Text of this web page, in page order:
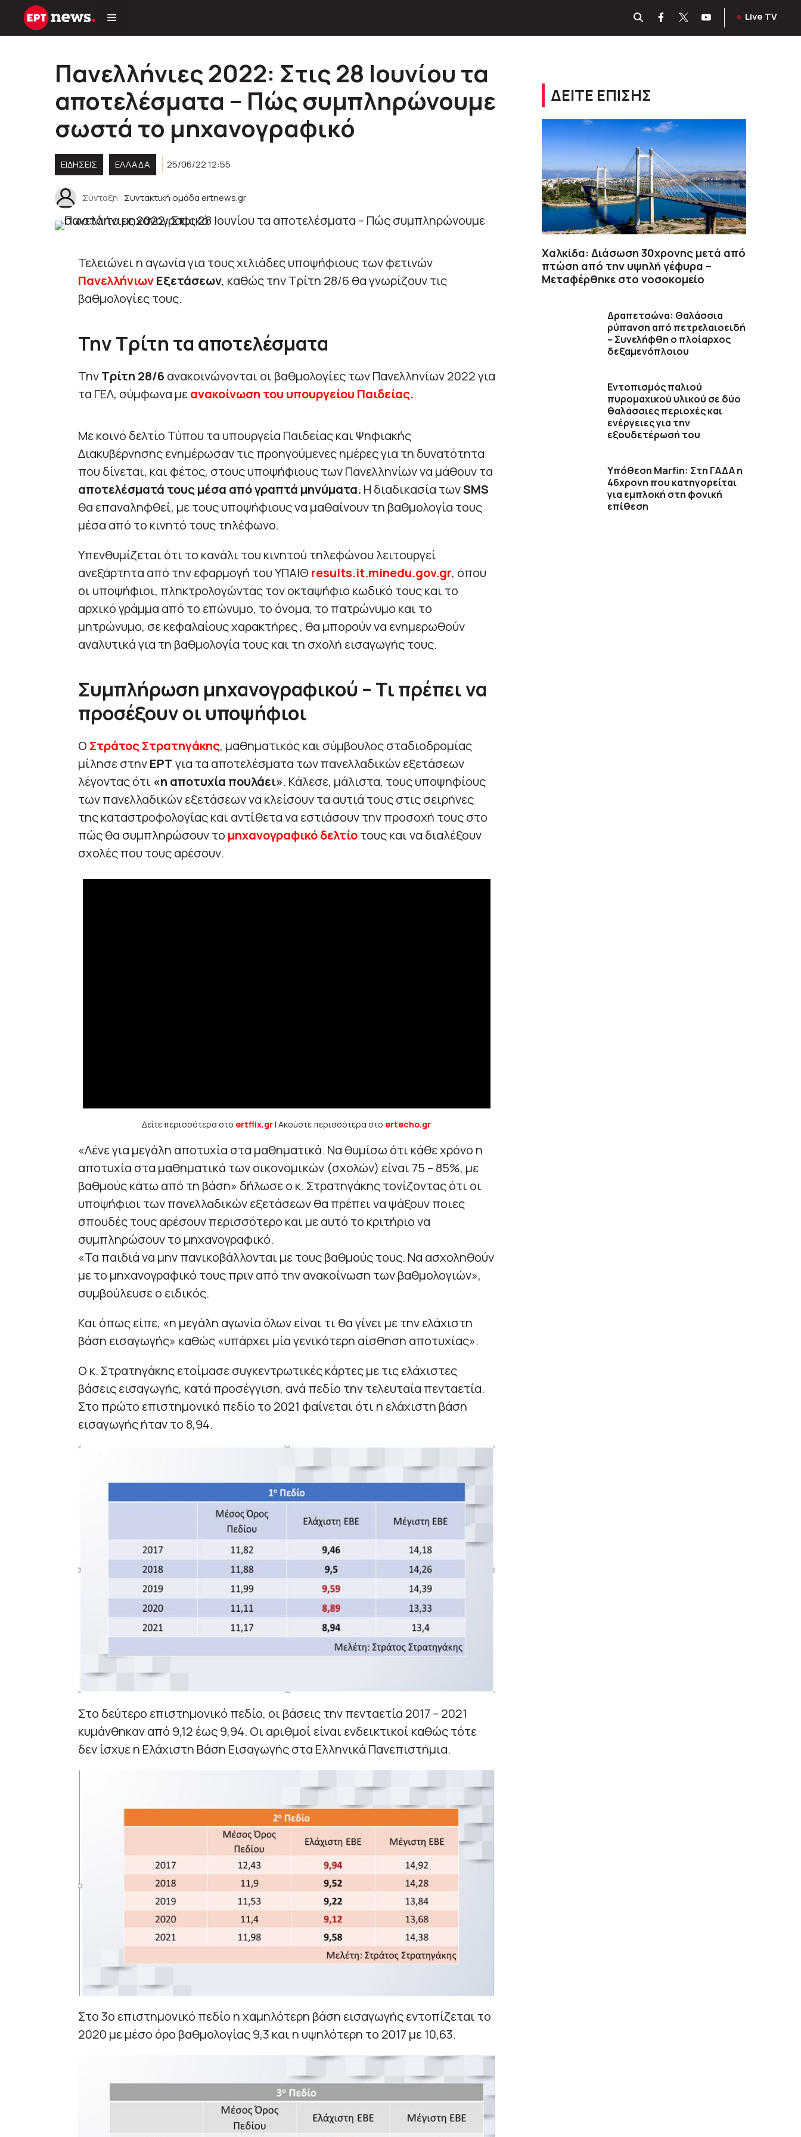
Μετάβαση
Live TV
Πανελλήνιες 2022: Στις 28 Ιουνίου τα
αποτελέσματα – Πώς συμπληρώνουμε
σωστά το μηχανογραφικό
ΕΙΔΗΣΕΙΣ ΕΛΛΑΔΑ 25/06/22 12:55
Σύνταξη Συντακτική ομάδα ertnews.gr
Τελειώνει η αγωνία για τους χιλιάδες υποψήφιους των φετινών
Πανελλήνιων Εξετάσεων, καθώς την Τρίτη 28/6 θα γνωρίζουν τις
βαθμολογίες τους.
Την Τρίτη τα αποτελέσματα
ΤηνΤρίτη 28/6 ανακοινώνονται οι βαθμολογίες των Πανελληνίων 2022 για
τα ΓΕΛ, σύμφωνα μεανακοίνωση του υπουργείου Παιδείας.
Με κοινό δελτίο Τύπου τα υπουργεία Παιδείας και Ψηφιακής
Διακυβέρνησης ενημέρωσαν τις προηγούμενες ημέρες για τη δυνατότητα
που δίνεται, και φέτος, στους υποψήφιους των Πανελληνίων να μάθουν τα
αποτελέσματά τους μέσα από γραπτά μηνύματα. Η διαδικασία τωνSMS
θα επαναληφθεί, με τους υποψήφιους να μαθαίνουν τη βαθμολογία τους
μέσα από το κινητό τους τηλέφωνο.
Υπενθυμίζεται ότι το κανάλι του κινητού τηλεφώνου λειτουργεί
ανεξάρτητα από την εφαρμογή του ΥΠΑΙΘ results.it.minedu.gov.gr, όπου
οι υποψήφιοι, πληκτρολογώντας τον οκταψήφιο κωδικό τους και το
αρχικό γράμμα από το επώνυμο, το όνομα, το πατρώνυμο και το
μητρώνυμο, σε κεφαλαίους χαρακτήρες , θα μπορούν να ενημερωθούν
αναλυτικά για τη βαθμολογία τους και τη σχολή εισαγωγής τους.
Συμπλήρωση μηχανογραφικού – Τι πρέπει να
προσέξουν οι υποψήφιοι
Ο Στράτος Στρατηγάκης, μαθηματικός και σύμβουλος σταδιοδρομίας
μίλησε στηνΕΡΤγια τα αποτελέσματα των πανελλαδικών εξετάσεων
λέγοντας ότι «η αποτυχία πουλάει». Κάλεσε, μάλιστα, τους υποψηφίους
των πανελλαδικών εξετάσεων να κλείσουν τα αυτιά τους στις σειρήνες
της καταστροφολογίας και αντίθετα να εστιάσουν την προσοχή τους στο
πώς θα συμπληρώσουν το μηχανογραφικό δελτίοτους και να διαλέξουν
σχολές που τους αρέσουν.
Δείτε περισσότερα στο ertflix.gr| Ακούστε περισσότερα στο ertecho.gr
«Λένε για μεγάλη αποτυχία στα μαθηματικά. Να θυμίσω ότι κάθε χρόνο η
αποτυχία στα μαθηματικά των οικονομικών (σχολών) είναι 75 – 85%, με
βαθμούς κάτω από τη βάση» δήλωσε ο κ. Στρατηγάκης τονίζοντας ότι οι
υποψήφιοι των πανελλαδικών εξετάσεων θα πρέπει να ψάξουν ποιες
σπουδές τους αρέσουν περισσότερο και με αυτό το κριτήριο να
συμπληρώσουν το μηχανογραφικό.
«Τα παιδιά να μην πανικοβάλλονται με τους βαθμούς τους. Να ασχοληθούν
με το μηχανογραφικό τους πριν από την ανακοίνωση των βαθμολογιών»,
συμβούλευσε ο ειδικός.
Και όπως είπε, «η μεγάλη αγωνία όλων είναι τι θα γίνει με την ελάχιστη
βάση εισαγωγής» καθώς «υπάρχει μία γενικότερη αίσθηση αποτυχίας».
Ο κ. Στρατηγάκης ετοίμασε συγκεντρωτικές κάρτες με τις ελάχιστες
βάσεις εισαγωγής, κατά προσέγγιση, ανά πεδίο την τελευταία πενταετία.
Στο πρώτο επιστημονικό πεδίο το 2021 φαίνεται ότι η ελάχιστη βάση
εισαγωγής ήταν το 8,94.
Στο δεύτερο επιστημονικό πεδίο, οι βάσεις την πενταετία 2017 – 2021
κυμάνθηκαν από 9,12 έως 9,94. Οι αριθμοί είναι ενδεικτικοί καθώς τότε
δεν ίσχυε η Ελάχιστη Βάση Εισαγωγής στα Ελληνικά Πανεπιστήμια.
Στο 3ο επιστημονικό πεδίο η χαμηλότερη βάση εισαγωγής εντοπίζεται το
2020 με μέσο όρο βαθμολογίας 9,3 και η υψηλότερη το 2017 με 10,63.
ΔΕΙΤΕ ΕΠΙΣΗΣ
Χαλκίδα: Διάσωση 30χρονης μετά από
πτώση από την υψηλή γέφυρα –
Μεταφέρθηκε στο νοσοκομείο
Δραπετσώνα: Θαλάσσια
ρύπανση από πετρελαιοειδή
– Συνελήφθη ο πλοίαρχος
δεξαμενόπλοιου
Εντοπισμός παλιού
πυρομαχικού υλικού σε δύο
θαλάσσιες περιοχές και
ενέργειες για την
εξουδετέρωσή του
Υπόθεση Marfin: Στη ΓΑΔΑ η
46χρονη που κατηγορείται
για εμπλοκή στη φονική
επίθεση